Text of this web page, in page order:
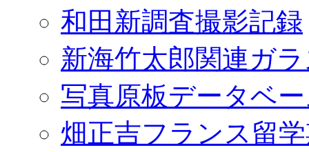
和田新調査撮影記録
新海竹太郎関連ガ
写真原板データベ
畑正吉フランス留